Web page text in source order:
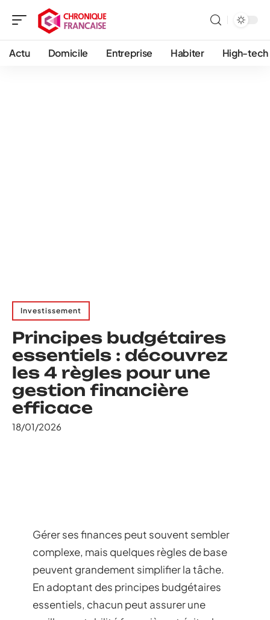
Actu Domicile Entreprise Habiter High-tech
Investissement
Principes budgétaires
essentiels : découvrez
les 4 règles pour une
gestion financière
efficace
18/01/2026
Gérer ses finances peut souvent sembler
complexe, mais quelques règles de base
peuvent grandement simplifier la tâche.
En adoptant des principes budgétaires
essentiels, chacun peut assurer une